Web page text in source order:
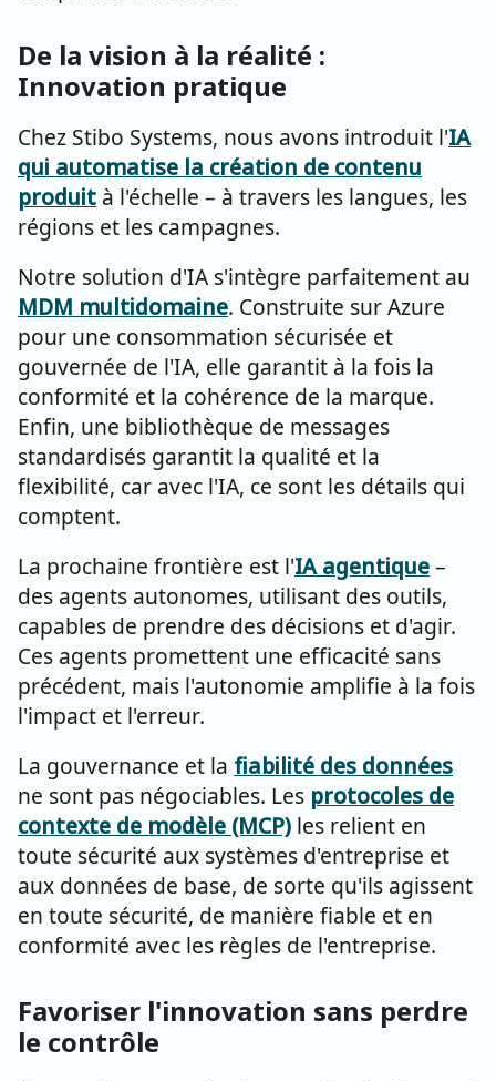
De la vision à la réalité :
Innovation pratique
Chez Stibo Systems, nous avons introduit l'IA
qui automatise la création de contenu
produit à l'échelle – à travers les langues, les
régions et les campagnes.
Notre solution d'IA s'intègre parfaitement au
MDM multidomaine. Construite sur Azure
pour une consommation sécurisée et
gouvernée de l'IA, elle garantit à la fois la
conformité et la cohérence de la marque.
Enfin, une bibliothèque de messages
standardisés garantit la qualité et la
flexibilité, car avec l'IA, ce sont les détails qui
comptent.
La prochaine frontière est l'IA agentique–
des agents autonomes, utilisant des outils,
capables de prendre des décisions et d'agir.
Ces agents promettent une efficacité sans
précédent, mais l'autonomie amplifie à la fois
l'impact et l'erreur.
La gouvernance et la fiabilité des données
ne sont pas négociables. Les protocoles de
contexte de modèle (MCP) les relient en
toute sécurité aux systèmes d'entreprise et
aux données de base, de sorte qu'ils agissent
en toute sécurité, de manière fiable et en
conformité avec les règles de l'entreprise.
Favoriser l'innovation sans perdre
le contrôle